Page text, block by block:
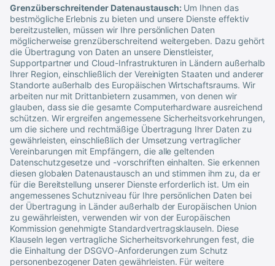
Grenzüberschreitender Datenaustausch:Um Ihnen das
bestmögliche Erlebnis zu bieten und unsere Dienste effektiv
bereitzustellen, müssen wir Ihre persönlichen Daten
möglicherweise grenzüberschreitend weitergeben. Dazu gehört
die Übertragung von Daten an unsere Dienstleister,
Supportpartner und Cloud-Infrastrukturen in Ländern außerhalb
Ihrer Region, einschließlich der Vereinigten Staaten und anderer
Standorte außerhalb des Europäischen Wirtschaftsraums. Wir
arbeiten nur mit Drittanbietern zusammen, von denen wir
glauben, dass sie die gesamte Computerhardware ausreichend
schützen. Wir ergreifen angemessene Sicherheitsvorkehrungen,
um die sichere und rechtmäßige Übertragung Ihrer Daten zu
gewährleisten, einschließlich der Umsetzung vertraglicher
Vereinbarungen mit Empfängern, die alle geltenden
Datenschutzgesetze und -vorschriften einhalten. Sie erkennen
diesen globalen Datenaustausch an und stimmen ihm zu, da er
für die Bereitstellung unserer Dienste erforderlich ist. Um ein
angemessenes Schutzniveau für Ihre persönlichen Daten bei
der Übertragung in Länder außerhalb der Europäischen Union
zu gewährleisten, verwenden wir von der Europäischen
Kommission genehmigte Standardvertragsklauseln. Diese
Klauseln legen vertragliche Sicherheitsvorkehrungen fest, die
die Einhaltung der DSGVO-Anforderungen zum Schutz
personenbezogener Daten gewährleisten. Für weitere